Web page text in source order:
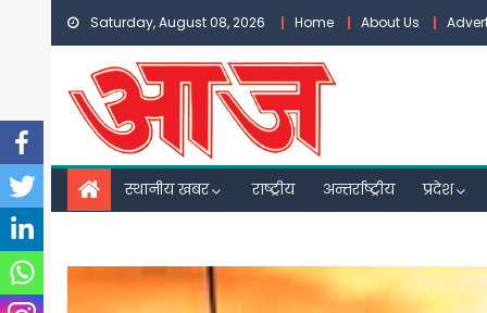
Skip
content
Saturday, August 08, 2026 Home About Us
स्थानीय खबर राष्ट्रीय अन्तर्राष्ट्रीय प्रदेश